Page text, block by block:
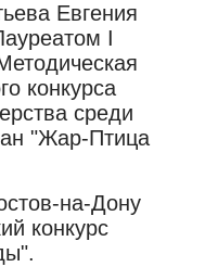
Евгения
I
конкурса
среди
"Жар-Птица
на-Дону
конкурс